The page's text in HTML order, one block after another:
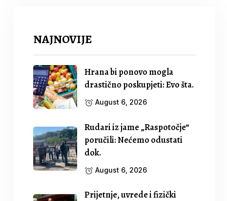
NAJNOVIJE
Hrana bi ponovo mogla
drastično poskupjeti: Evo šta.
August 6, 2026
Rudari iz jame „Raspotočje“
poručili: Nećemo odustati
dok.
August 6, 2026
Prijetnje, uvrede i fizički